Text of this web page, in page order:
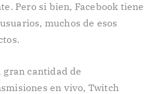
Pero si bien, Facebook tiene
muchos de esos
gran cantidad de
en vivo, Twitch